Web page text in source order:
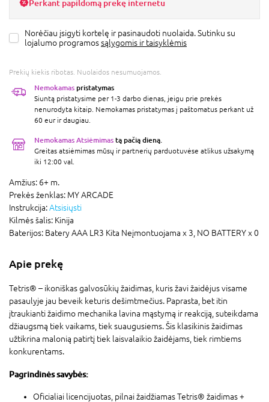
Perkant papildomą prekę internetu
Norėčiau įsigyti kortelę ir pasinaudoti nuolaida. Sutinku su
lojalumo programossąlygomis ir taisyklėmis
Prekių kiekis ribotas. Nuolaidos nesumuojamos.
Nemokamas pristatymas
Siuntą pristatysime per 1-3 darbo dienas, jeigu prie prekės
nenurodyta kitaip. Nemokamas pristatymas į paštomatus perkant už
60 eur ir daugiau.
Nemokamas Atsiėmimas tą pačią dieną.
Greitas atsiėmimas mūsų ir partnerių parduotuvėse atlikus užsakymą
iki 12:00 val.
Amžius: 6+ m.
Prekės ženklas: MY ARCADE
Instrukcija:Atsisiųsti
Kilmės šalis: Kinija
Baterijos: Batery AAA LR3 Kita Neįmontuojama x 3, NO BATTERY x 0
Apie prekę
Tetris® – ikoniškas galvosūkių žaidimas, kuris žavi žaidėjus visame
pasaulyje jau beveik keturis dešimtmečius. Paprasta, bet itin
įtraukianti žaidimo mechanika lavina mąstymą ir reakciją, suteikdama
džiaugsmą tiek vaikams, tiek suaugusiems. Šis klasikinis žaidimas
užtikrina malonią patirtį tiek laisvalaikio žaidėjams, tiek rimtiems
konkurentams.
Pagrindinės savybės:
Oficialiai licencijuotas, pilnai žaidžiamas Tetris® žaidimas +